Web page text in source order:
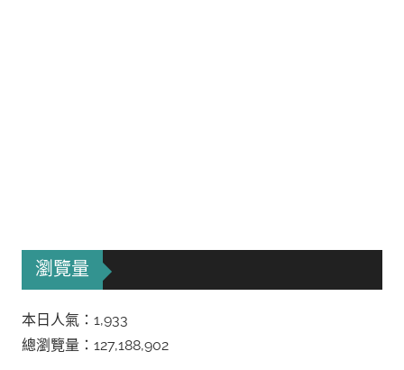
瀏覽量
本日人氣：1,933
總瀏覽量：127,188,902